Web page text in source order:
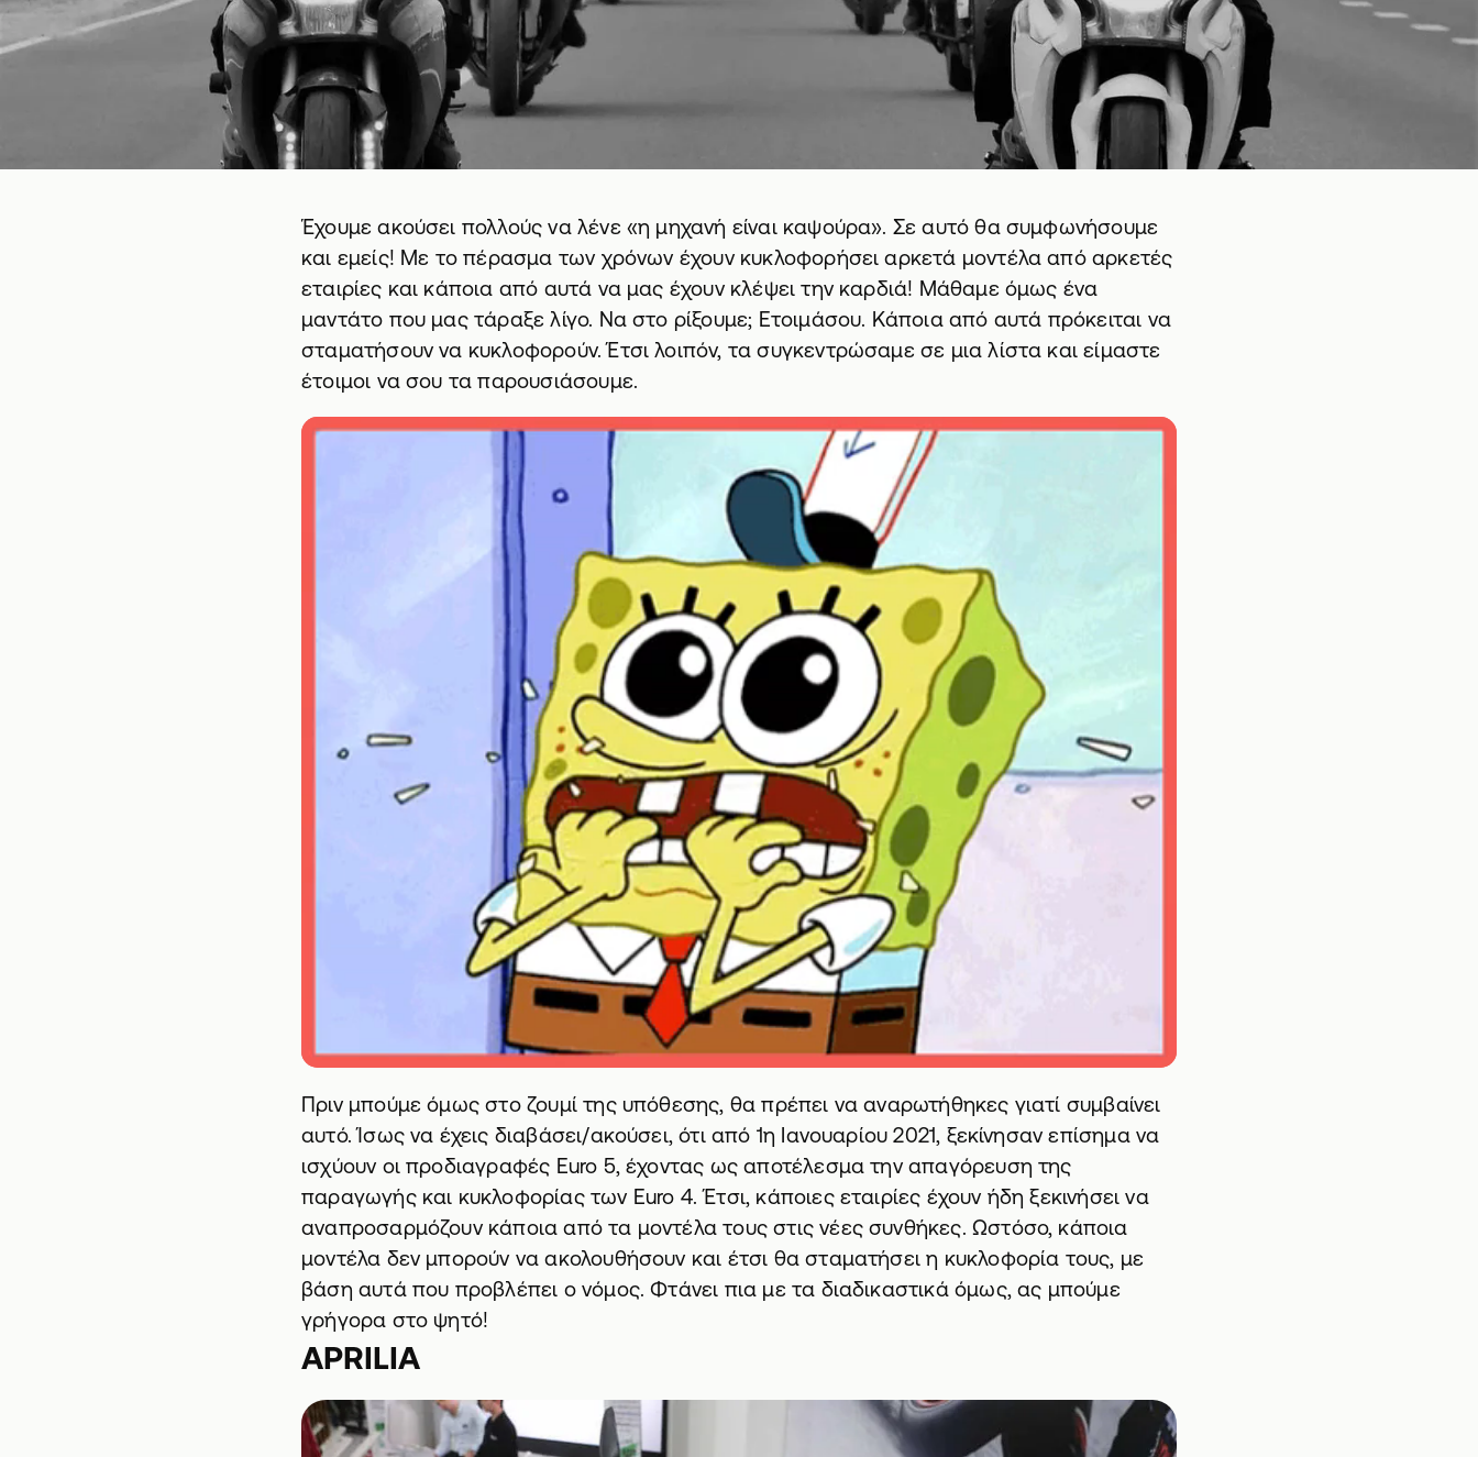
Έχουμε ακούσει πολλούς να λένε «η μηχανή είναι καψούρα». Σε αυτό θα συμφωνήσουμε
και εμείς! Με το πέρασμα των χρόνων έχουν κυκλοφορήσει αρκετά μοντέλα από αρκετές
εταιρίες και κάποια από αυτά να μας έχουν κλέψει την καρδιά! Μάθαμε όμως ένα
μαντάτο που μας τάραξε λίγο. Να στο ρίξουμε; Ετοιμάσου. Κάποια από αυτά πρόκειται να
σταματήσουν να κυκλοφορούν. Έτσι λοιπόν, τα συγκεντρώσαμε σε μια λίστα και είμαστε
έτοιμοι να σου τα παρουσιάσουμε.
Πριν μπούμε όμως στο ζουμί της υπόθεσης, θα πρέπει να αναρωτήθηκες γιατί συμβαίνει
αυτό. Ίσως να έχεις διαβάσει/ακούσει, ότι από 1η Ιανουαρίου 2021, ξεκίνησαν επίσημα να
ισχύουν οι προδιαγραφές Euro 5, έχοντας ως αποτέλεσμα την απαγόρευση της
παραγωγής και κυκλοφορίας των Euro 4. Έτσι, κάποιες εταιρίες έχουν ήδη ξεκινήσει να
αναπροσαρμόζουν κάποια από τα μοντέλα τους στις νέες συνθήκες. Ωστόσο, κάποια
μοντέλα δεν μπορούν να ακολουθήσουν και έτσι θα σταματήσει η κυκλοφορία τους, με
βάση αυτά που προβλέπει ο νόμος. Φτάνει πια με τα διαδικαστικά όμως, ας μπούμε
γρήγορα στο ψητό!
APRILIA